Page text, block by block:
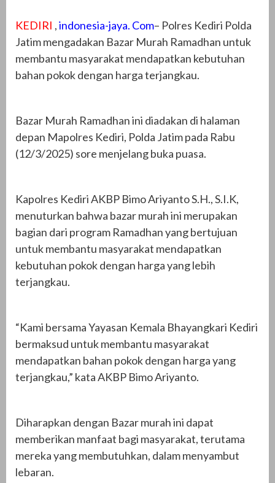
KEDIRI ,indonesia-jaya. Com– Polres Kediri Polda
Jatim mengadakan Bazar Murah Ramadhan untuk
membantu masyarakat mendapatkan kebutuhan
bahan pokok dengan harga terjangkau.
Bazar Murah Ramadhan ini diadakan di halaman
depan Mapolres Kediri, Polda Jatim pada Rabu
(12/3/2025) sore menjelang buka puasa.
Kapolres Kediri AKBP Bimo Ariyanto S.H., S.I.K,
menuturkan bahwa bazar murah ini merupakan
bagian dari program Ramadhan yang bertujuan
untuk membantu masyarakat mendapatkan
kebutuhan pokok dengan harga yang lebih
terjangkau.
“Kami bersama Yayasan Kemala Bhayangkari Kediri
bermaksud untuk membantu masyarakat
mendapatkan bahan pokok dengan harga yang
terjangkau,” kata AKBP Bimo Ariyanto.
Diharapkan dengan Bazar murah ini dapat
memberikan manfaat bagi masyarakat, terutama
mereka yang membutuhkan, dalam menyambut
lebaran.